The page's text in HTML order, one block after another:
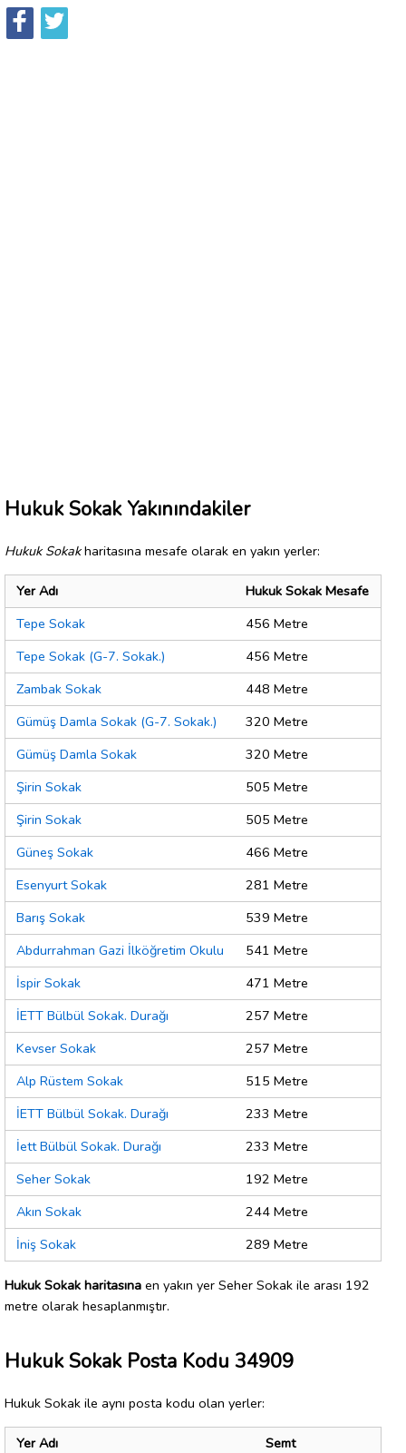
Hukuk Sokak Yakınındakiler
Hukuk Sokakharitasına mesafe olarak en yakın yerler:
Yer Adı
Hukuk Sokak Mesafe
Tepe Sokak
456 Metre
Tepe Sokak (G-7. Sokak.)
456 Metre
Zambak Sokak
448 Metre
Gümüş Damla Sokak (G-7. Sokak.)
320 Metre
Gümüş Damla Sokak
320 Metre
Şirin Sokak
505 Metre
Şirin Sokak
505 Metre
Güneş Sokak
466 Metre
Esenyurt Sokak
281 Metre
Barış Sokak
539 Metre
Abdurrahman Gazi İlköğretim Okulu
541 Metre
İspir Sokak
471 Metre
İETT Bülbül Sokak. Durağı
257 Metre
Kevser Sokak
257 Metre
Alp Rüstem Sokak
515 Metre
İETT Bülbül Sokak. Durağı
233 Metre
İett Bülbül Sokak. Durağı
233 Metre
Seher Sokak
192 Metre
Akın Sokak
244 Metre
İniş Sokak
289 Metre
Hukuk Sokak haritasına en yakın yer Seher Sokak ile arası 192
metre olarak hesaplanmıştır.
Hukuk Sokak Posta Kodu 34909
Hukuk Sokak ile aynı posta kodu olan yerler:
Yer Adı
Semt